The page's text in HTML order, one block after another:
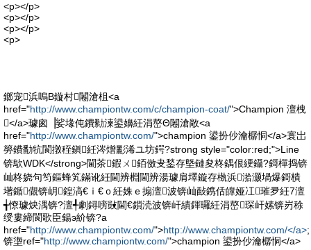
<p></p>
<p></p>
<p></p>
<p>
鎯宠浜嗚В鏇村闂滄柤<a
href="http://www.championtw.com/c/champion-coat/">Champion 澶栧
</a>璩囪▕娑堟伅鐨勬湅鍙嬶紝涓嶅Θ闂滄敞<a
href="http://www.championtw.com/">champion 鍙扮仯瀹樼恫</a>寰岀
簩鐨勫牨閬撴秷鎭紝涔熷彲浠ユ坊鍔?strong style="color:red;">Line
锛歍WDK</strong>閫茶鍜ㄨ銆傚叏鍫存墍鏈夋柊鍝佷綆鑷?鎶樿捣锛
屾柊娆句笉鏂蜂笂鏋讹紝閫辨棩閫辨湯璩肩墿鏇存槸浜湁灏堝爆鎶樻
墸鍎儬锛岄鍠滈€ｉ€ｏ紝姝ｅ搧澶波锛屾敮鎸佸皥娅冮璀夛紝7澶
╅憭璩炴湡锛?澶╃劇鐞嗙敱閫€鎻涜波锛屽績鍕曪紝涓嶅琛屽嫊锛岃稌
绶婁締閬歌臣鍚э紒锛?a
href="http://www.championtw.com/">http://www.championtw.com/</a>;
锛塰ref="http://www.championtw.com/">champion 鍙扮仯瀹樼恫</a>